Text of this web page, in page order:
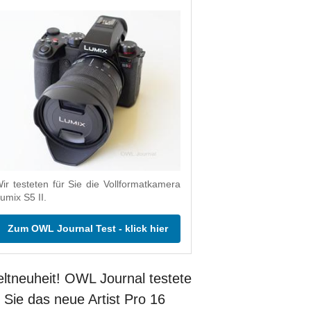
testeten für Sie die Vollformatkamera
S5 II.
Zum OWL Journal Test - klick hier
OWL Journal testete
Sie das neue Artist Pro 16